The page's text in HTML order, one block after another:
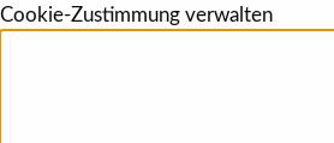
Cookie-Zustimmung verwalten